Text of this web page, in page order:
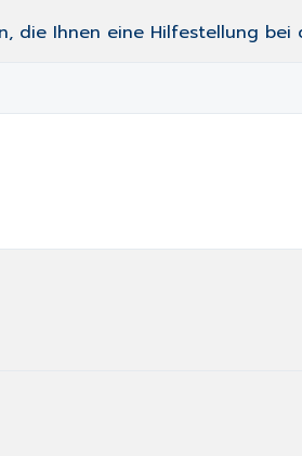
die Ihnen eine Hilfestellung